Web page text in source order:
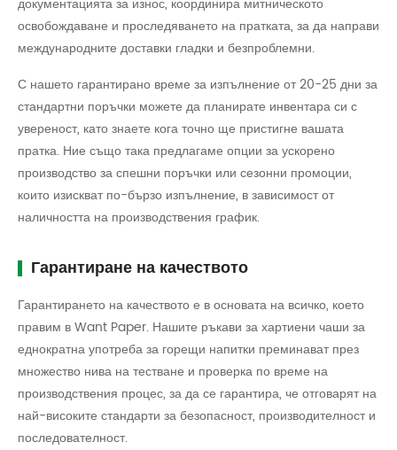
освобождаване и проследяването на пратката, за да направи
международните доставки гладки и безпроблемни.
С нашето гарантирано време за изпълнение от 20-25 дни за
стандартни поръчки можете да планирате инвентара си с
увереност, като знаете кога точно ще пристигне вашата
пратка. Ние също така предлагаме опции за ускорено
производство за спешни поръчки или сезонни промоции,
които изискват по-бързо изпълнение, в зависимост от
наличността на производствения график.
Гарантиране на качеството
Гарантирането на качеството е в основата на всичко, което
правим в Want Paper. Нашите ръкави за хартиени чаши за
еднократна употреба за горещи напитки преминават през
множество нива на тестване и проверка по време на
производствения процес, за да се гарантира, че отговарят на
най-високите стандарти за безопасност, производителност и
последователност.